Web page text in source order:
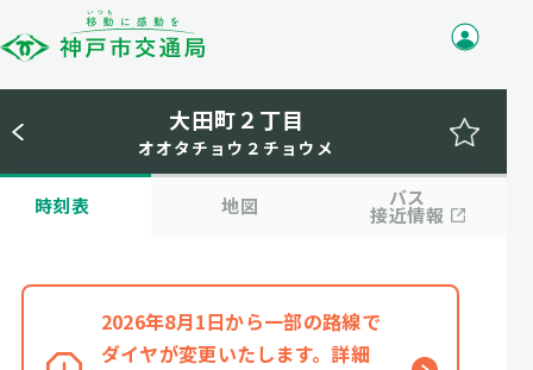
大田町２丁目
オオタチョウ２チョウメ
時刻表 地図 バス
接近情報
2026年8月1日から一部の路線で
ダイヤが変更いたします。詳細